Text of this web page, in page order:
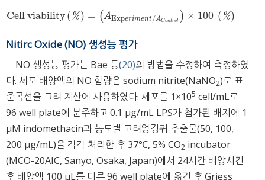
Cellviability( %) = (AExperiment /AControl ) × 100 ( %)
Cell viab il ty % =A Experiment/ACon ro l × 100 %
Nitirc Oxide (NO) 생성능 평가
NO 생성능 평가는 Bae 등(20)의 방법을 수정하여 측정하였
다. 세포 배양액의 NO 함량은 sodium nitrite(NaNO2)로 표
준곡선을 그려 계산에 사용하였다. 세포를 1×105 cell/mL로
96 well plate에 분주하고 0.1 μg/mL LPS가 첨가된 배지에 1
μM indomethacin과 농도별 고려엉겅퀴 추출물(50, 100,
200 μg/mL)을 각각 처리한 후 37℃, 5% CO2 incubator
(MCO-20AIC, Sanyo, Osaka, Japan)에서 24시간 배양시킨
후 배양액 100 μL를 다른 96 well plate에 옮긴 후 Griess